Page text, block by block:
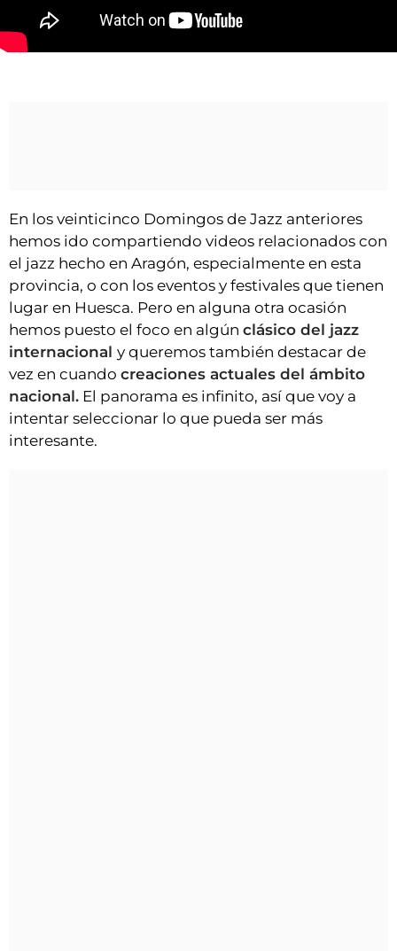
CONTACTAR
ESQUELAS
CLUB DEL AMIGO MILITANTE
INICIAR SESIÓN
En los veinticinco Domingos de Jazz anteriores
hemos ido compartiendo videos relacionados con
el jazz hecho en Aragón, especialmente en esta
provincia, o con los eventos y festivales que tienen
lugar en Huesca. Pero en alguna otra ocasión
hemos puesto el foco en algún clásico del jazz
internacional y queremos también destacar de
vez en cuando creaciones actuales del ámbito
nacional. El panorama es infinito, así que voy a
intentar seleccionar lo que pueda ser más
interesante.